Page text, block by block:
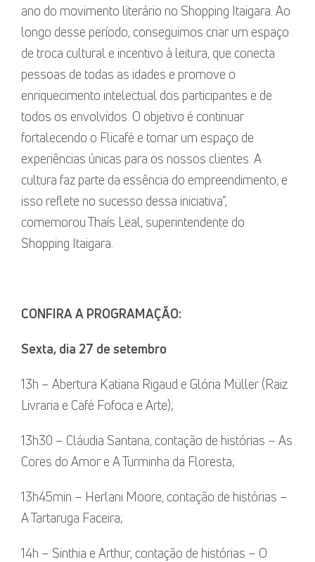
ano do movimento literário no Shopping Itaigara. Ao
longo desse período, conseguimos criar um espaço
de troca cultural e incentivo à leitura, que conecta
pessoas de todas as idades e promove o
enriquecimento intelectual dos participantes e de
todos os envolvidos. O objetivo é continuar
fortalecendo o Flicafé e tornar um espaço de
experiências únicas para os nossos clientes. A
cultura faz parte da essência do empreendimento, e
isso reflete no sucesso dessa iniciativa”,
comemorou Thaís Leal, superintendente do
Shopping Itaigara.
CONFIRA A PROGRAMAÇÃO:
Sexta, dia 27 de setembro
13h – Abertura Katiana Rigaud e Glória Müller (Raiz
Livraria e Café Fofoca e Arte);
13h30 – Cláudia Santana, contação de histórias – As
Cores do Amor e A Turminha da Floresta;
13h45min – Herlani Moore, contação de histórias –
A Tartaruga Faceira;
14h – Sinthia e Arthur, contação de histórias – O